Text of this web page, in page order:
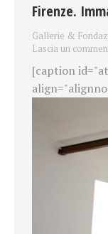
Firenze.
Gallerie &
Lascia un
[caption